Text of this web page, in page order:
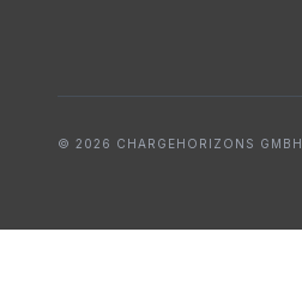
© 2026 CHARGEHORIZONS GMBH